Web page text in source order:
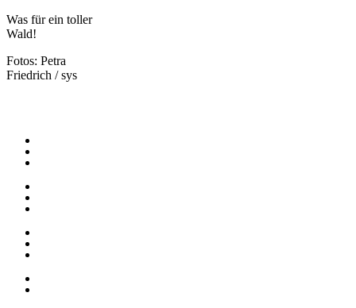
Was für ein toller
Wald!
Fotos: Petra
Friedrich / sys